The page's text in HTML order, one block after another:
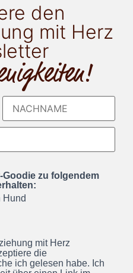
den
mit Herz
Goodie zu folgendem
Hund
mit Herz
die
ich gelesen habe. Ich